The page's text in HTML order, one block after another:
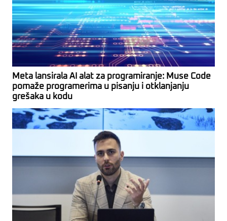
Meta lansirala AI alat za programiranje: Muse Code
pomaže programerima u pisanju i otklanjanju
grešaka u kodu